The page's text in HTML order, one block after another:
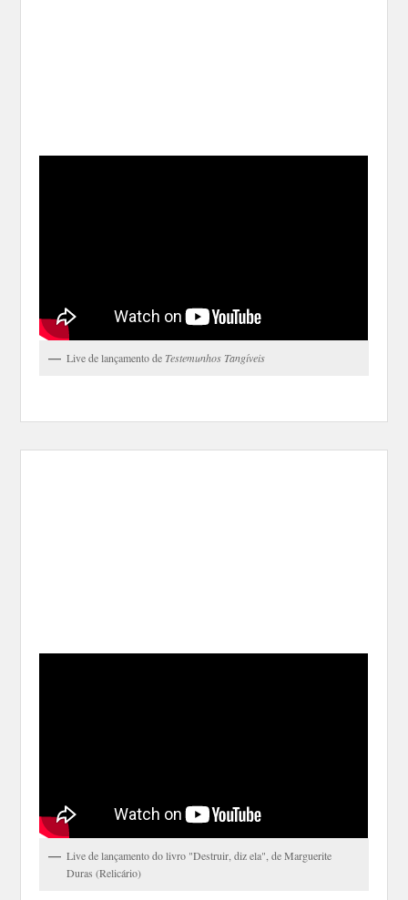
Live de lançamento de Testemunhos Tangíveis
Live de lançamento do livro "Destruir, diz ela", de Marguerite
Duras (Relicário)